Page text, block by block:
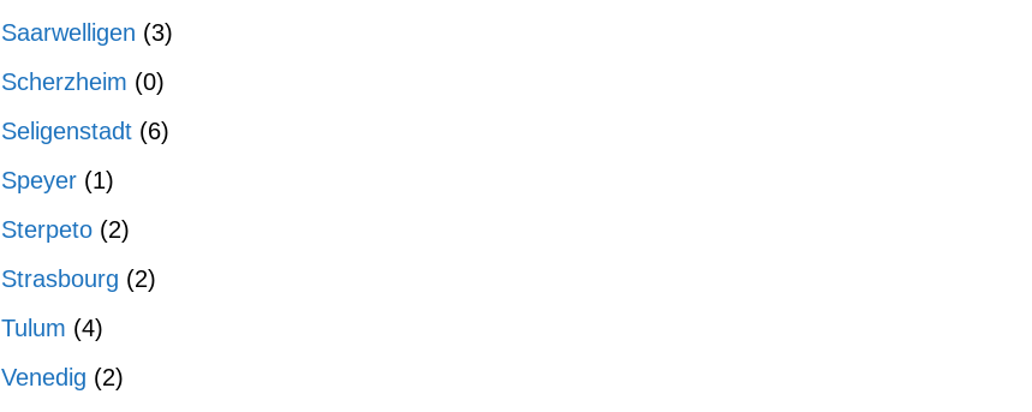
Saarwelligen (3)
Scherzheim (0)
Seligenstadt (6)
Speyer (1)
Sterpeto (2)
Strasbourg (2)
Tulum (4)
Venedig (2)